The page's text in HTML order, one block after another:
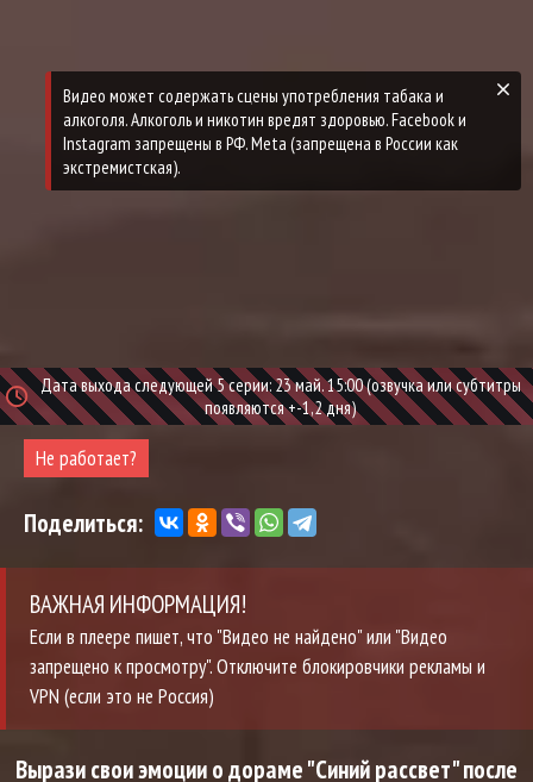
Дата выхода следующей 5 серии: 23 май. 15:00 (озвучка или субтитры
появляются +-1,2 дня)
Не работает?
Поделиться:
ВАЖНАЯ ИНФОРМАЦИЯ!
Если в плеере пишет, что "Видео не найдено" или "Видео
запрещено к просмотру". Отключите блокировчики рекламы и
VPN (если это не Россия)
Вырази свои эмоции о дораме "Синий рассвет" после